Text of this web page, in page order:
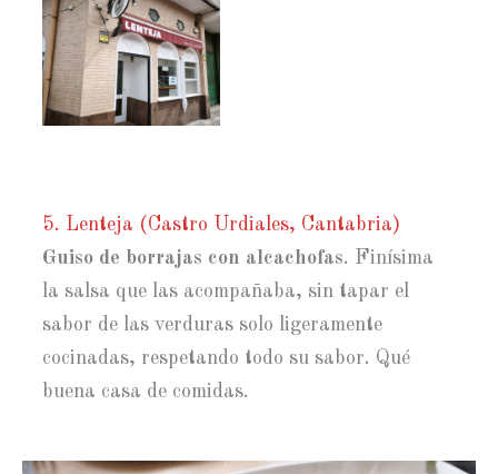
5. Lenteja (Castro Urdiales, Cantabria)
Guiso de borrajas con alcachofas. Finísima
la salsa que las acompañaba, sin tapar el
sabor de las verduras solo ligeramente
cocinadas, respetando todo su sabor. Qué
buena casa de comidas.